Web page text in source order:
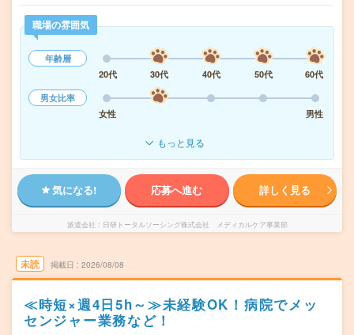
職場の雰囲気
年齢層
20代
30代 40代 50代
60代
男女比率
女性
男性
もっと見る
気になる! 応募へ進む 詳しく見る
派遣会社 日研トータルソーシング株式会社 メディカルケア事業部
未読 掲載日 2026/08/08
≪時短×週4日5h～≫未経験OK！病院でメッ
センジャー業務など！